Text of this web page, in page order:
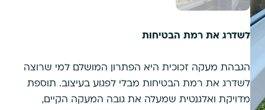
לשדרג את רמת הבטיחות
הגבהת מעקה זכוכית היא הפתרון המושלם למי שרוצה
לשדרג את רמת הבטיחות מבלי לפגוע בעיצוב. תוספת
מדויקת ואלגנטית שמעלה את גובה המעקה הקיים,